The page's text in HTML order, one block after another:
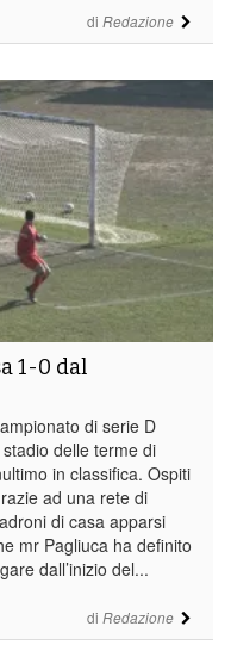
di Redazione
di Redazione
1-0 dal
di serie D
delle terme di
in classifica. Ospiti
ad una rete di
di casa apparsi
mr Pagliuca ha definito
dall’inizio del...